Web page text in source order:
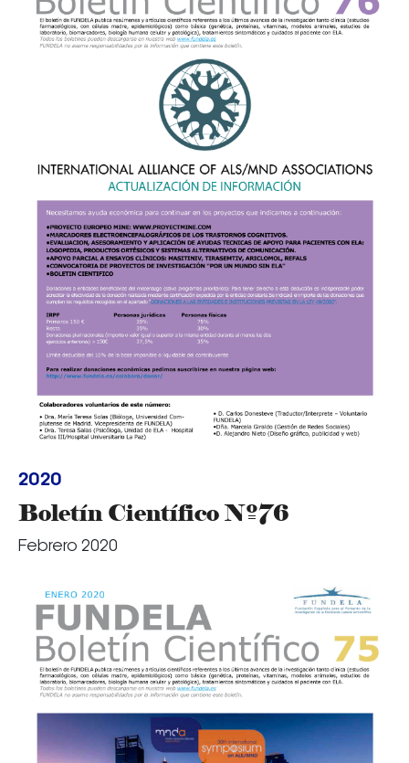
2020
Boletín Científico Nº76
Febrero 2020